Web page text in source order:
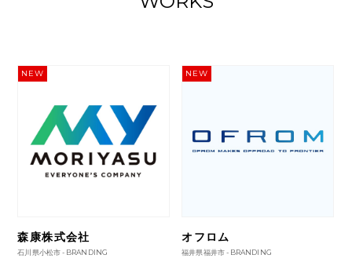
NEW
森康株式会社
石川県小松市 - BRANDING
NEW
オフロム
福井県福井市 - BRANDING